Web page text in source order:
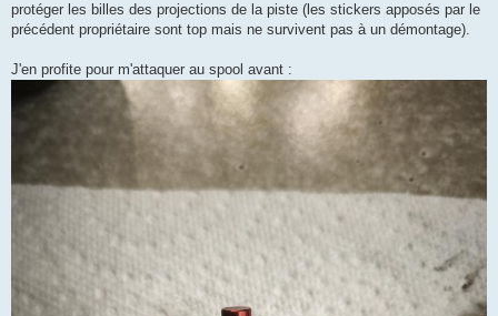
protéger les billes des projections de la piste (les stickers apposés par le
précédent propriétaire sont top mais ne survivent pas à un démontage).
J'en profite pour m'attaquer au spool avant :